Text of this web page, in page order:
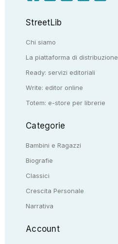
StreetLib
Chi siamo
La piattaforma di distribuzione
Ready: servizi editoriali
Write: editor online
Totem: e-store per librerie
Categorie
Bambini e Ragazzi
Biografie
Classici
Crescita Personale
Narrativa
Account